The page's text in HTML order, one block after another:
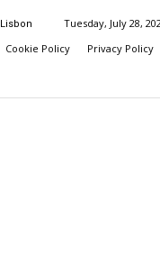
Lisbon
Tuesday, July 28,
Cookie Policy Privacy Policy